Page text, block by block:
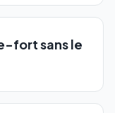
fort sans le